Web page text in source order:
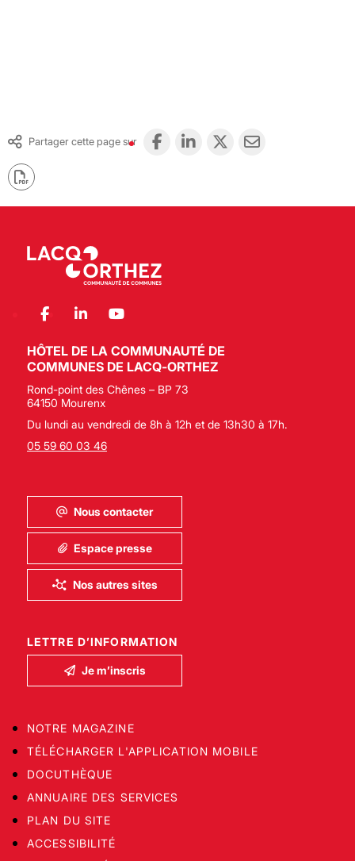
Partager cette page sur
HÔTEL DE LA COMMUNAUTÉ DE
COMMUNES DE LACQ-ORTHEZ
Rond-point des Chênes – BP 73
64150 Mourenx
Du lundi au vendredi de 8h à 12h et de 13h30 à 17h.
05 59 60 03 46
Nous contacter
Espace presse
Nos autres sites
LETTRE D’INFORMATION
Je m’inscris
NOTRE MAGAZINE
TÉLÉCHARGER L'APPLICATION MOBILE
DOCUTHÈQUE
ANNUAIRE DES SERVICES
PLAN DU SITE
ACCESSIBILITÉ